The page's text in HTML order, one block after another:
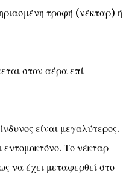
τροφή (νέκταρ) ή
στον αέρα επί
είναι μεγαλύτερος.
εντομοκτόνο. Το νέκταρ
να έχει μεταφερθεί στο